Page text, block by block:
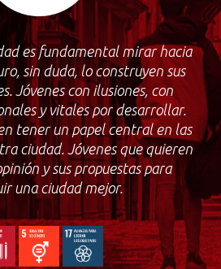
es fundamental mirar hacia
sin duda, lo construyen sus
Jóvenes con ilusiones, con
y vitales por desarrollar.
tener un papel central en las
ciudad. Jóvenes que quieren
y sus propuestas para
una ciudad mejor.